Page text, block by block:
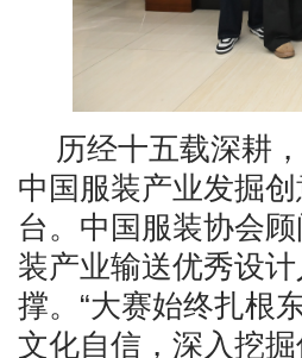
历经十五载深耕，
中国服装产业发掘
台。中国服装协会
装产业输送优秀设
撑。“大赛始终扎根
文化自信，深入挖